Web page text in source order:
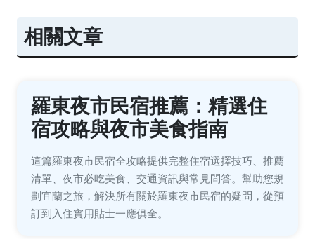
相關文章
羅東夜市民宿推薦：精選住
宿攻略與夜市美食指南
這篇羅東夜市民宿全攻略提供完整住宿選擇技巧、推薦
清單、夜市必吃美食、交通資訊與常見問答。幫助您規
劃宜蘭之旅，解決所有關於羅東夜市民宿的疑問，從預
訂到入住實用貼士一應俱全。